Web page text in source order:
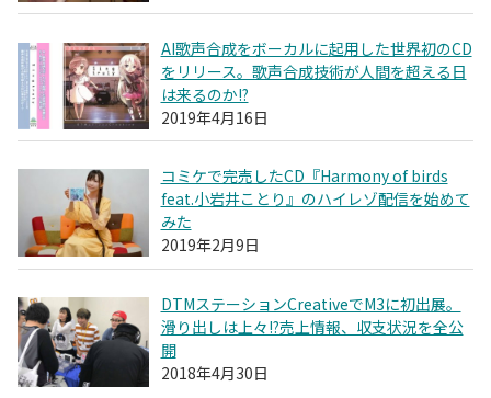
AI歌声合成をボーカルに起用した世界初のCD
をリリース。歌声合成技術が人間を超える日
は来るのか!?
2019年4月16日
コミケで完売したCD『Harmony of birds
feat.小岩井ことり』のハイレゾ配信を始めて
みた
2019年2月9日
DTMステーションCreativeでM3に初出展。
滑り出しは上々!?売上情報、収支状況を全公
開
2018年4月30日